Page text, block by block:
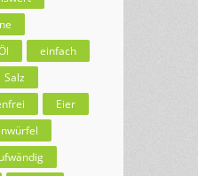
einfach
Salz
Eier